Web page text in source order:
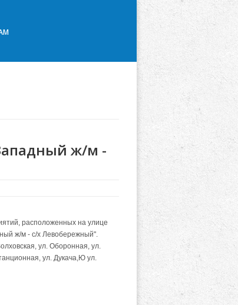
ж/м -
расположенных на улице
ж/м - с/х Левобережный".
ул. Оборонная, ул.
ул. Дукача,Ю ул.